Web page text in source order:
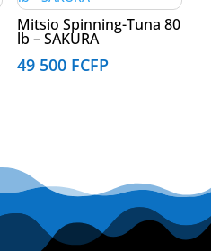
Mitsio Spinning-Tuna 80
lb – SAKURA
49 500 FCFP